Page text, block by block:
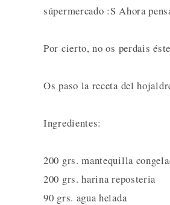
súpermercado :S Ahora
Por cierto, no os perdais
Os paso la receta del
Ingredientes:
200 grs. mantequilla
200 grs. harina reposteria
90 grs. agua helada